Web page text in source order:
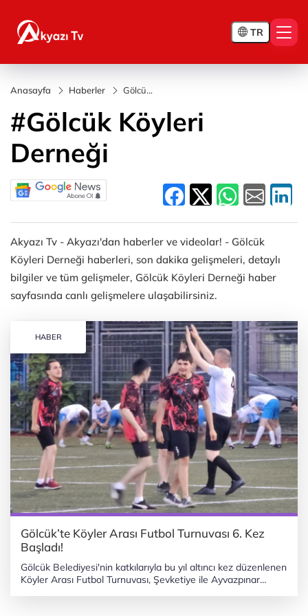
TR
Anasayfa Haberler
Gölcük
Derneği
#Gölcük Köyleri
Derneği
Akyazı Tv - Akyazı'dan haberler ve videolar! - Gölcük
Köyleri Derneği haberleri, son dakika gelişmeleri, detaylı
bilgiler ve tüm gelişmeler, Gölcük Köyleri Derneği haber
sayfasında canlı gelişmelere ulaşabilirsiniz.
HABER
Gölcük’te Köyler Arası Futbol Turnuvası 6. Kez
Başladı!
Gölcük Belediyesi'nin katkılarıyla bu yıl altıncı kez düzenlenen
Köyler Arası Futbol Turnuvası, Şevketiye ile Ayvazpınar